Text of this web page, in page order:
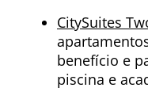
CitySuites
benefício e
piscina e